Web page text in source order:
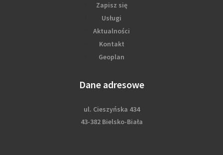
Zapisz się
Usługi
Aktualności
Kontakt
Geoplan
Dane adresowe
ul. Cieszyńska 434
43-382 Bielsko-Biała